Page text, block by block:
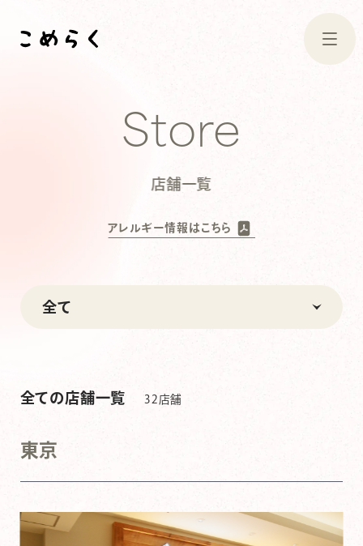
Store
店舗一覧
アレルギー情報はこちら
全ての店舗一覧 32店舗
東京